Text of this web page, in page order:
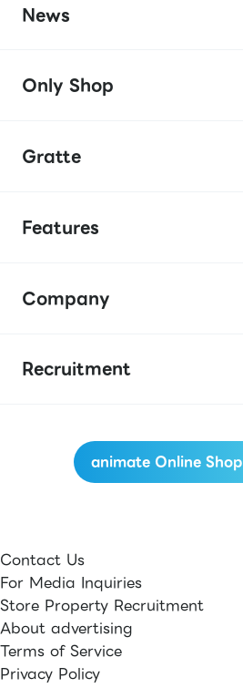
News
Only Shop
Gratte
Features
Company
Recruitment
animate Online Shop
Contact Us
For Media Inquiries
Store Property Recruitment
About advertising
Terms of Service
Privacy Policy